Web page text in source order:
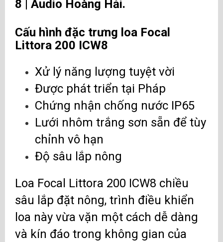
8 | Audio Hoàng Hải.
Cấu hình đặc trưng loa Focal
Littora 200 ICW8
Xử lý năng lượng tuyệt vời
Được phát triển tại Pháp
Chứng nhận chống nước IP65
Lưới nhôm trắng sơn sẵn để tùy
chỉnh vô hạn
Độ sâu lắp nông
Loa Focal Littora 200 ICW8 chiều
sâu lắp đặt nông, trình điều khiển
loa này vừa vặn một cách dễ dàng
và kín đáo trong không gian của